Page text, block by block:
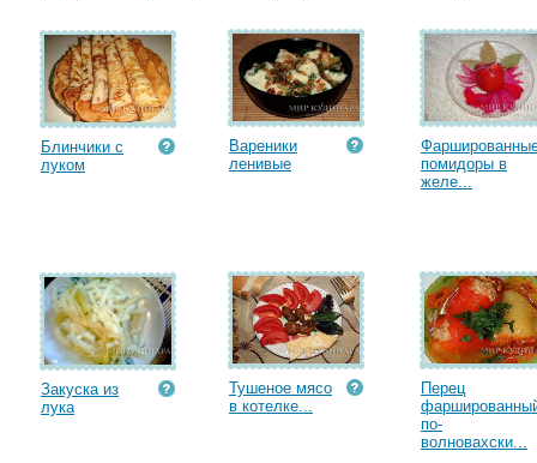
Блинчики с
луком
Вареники
ленивые
помидоры в
желе...
Закуска из
лука
Тушеное мясо
в котелке...
Перец
по-
волновахски...